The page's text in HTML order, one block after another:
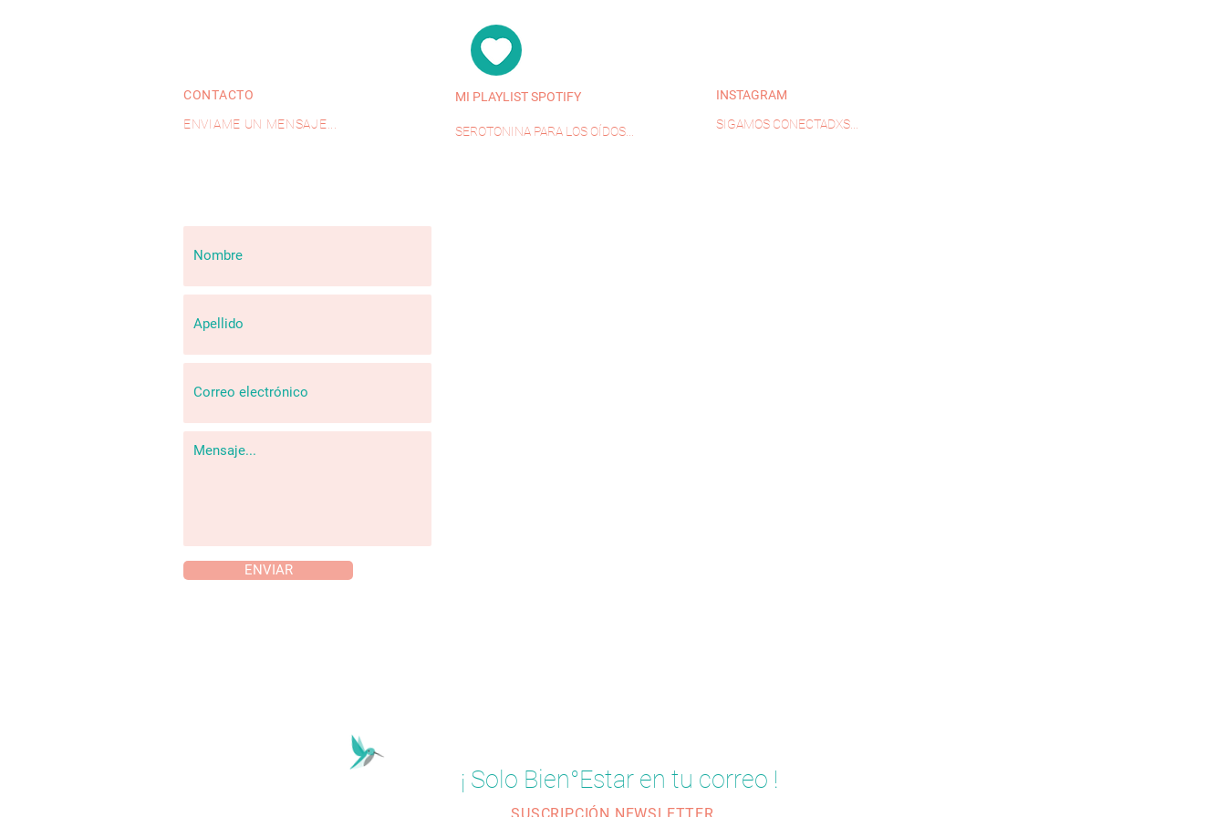
CONTACTO
ENVIAME UN MENSAJE...
MI PLAYLIST SPOTIFY
SEROTONINA PARA LOS OÍDOS...
INSTAGRAM
SIGAMOS CONECTADXS...
ENVIAR
¡ Solo Bien°Estar en tu correo !
SUSCRIPCIÓN NEWSLETTER